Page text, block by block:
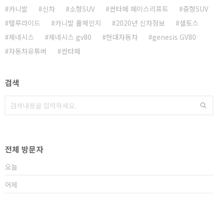
카니발
신차 소형SUV 싼타페 페이스리프트
중형SUV
텔루라이드
카니발 풀체인지 2020년 신차정보
셀토스
제네시스
제네시스 gv80 현대자동차
genesis GV80
자동차유튜버
싼타페
검색
전체 방문자
오늘
어제